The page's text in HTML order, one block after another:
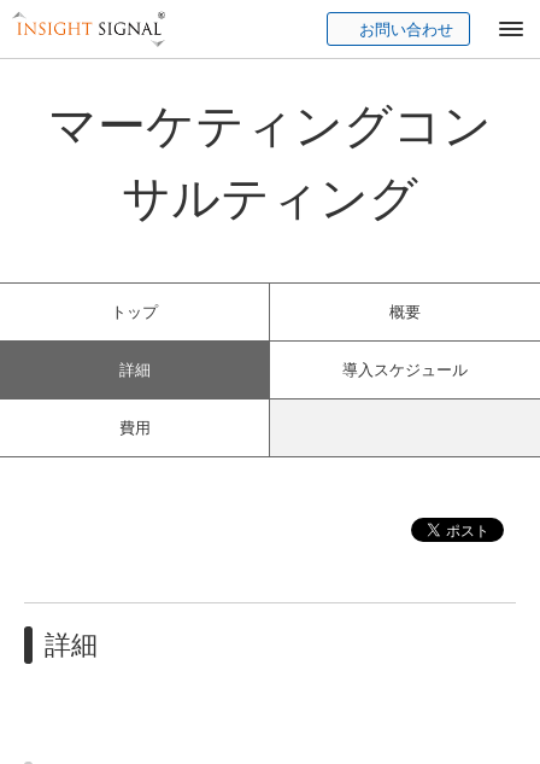
Insight Signal
お問い合わせ
マーケティングコン
サルティング
トップ 概要
詳細 導入スケジュール
費用
詳細